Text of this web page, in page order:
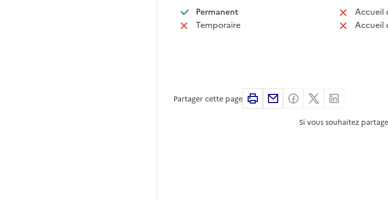
Permanent: disponible
Temporaire: non disponible
Accueil
Accueil
Partager cette page ImprimerPartager par email
Partager sur Facebook
Partager sur X
Si vous souhaitez